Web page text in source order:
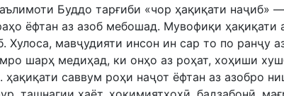
Буддо тарғиби «чор ҳақиқати наҷиб»
ёфтан аз азоб мебошад. Мувофиқи ҳақиқати
Хулоса, мавҷудияти инсон ин сар то по ранҷу
шарҳ медиҳад, ки онҳо аз роҳат, хоҳиши
ҳақиқати саввум роҳи наҷот ёфтан аз азобро